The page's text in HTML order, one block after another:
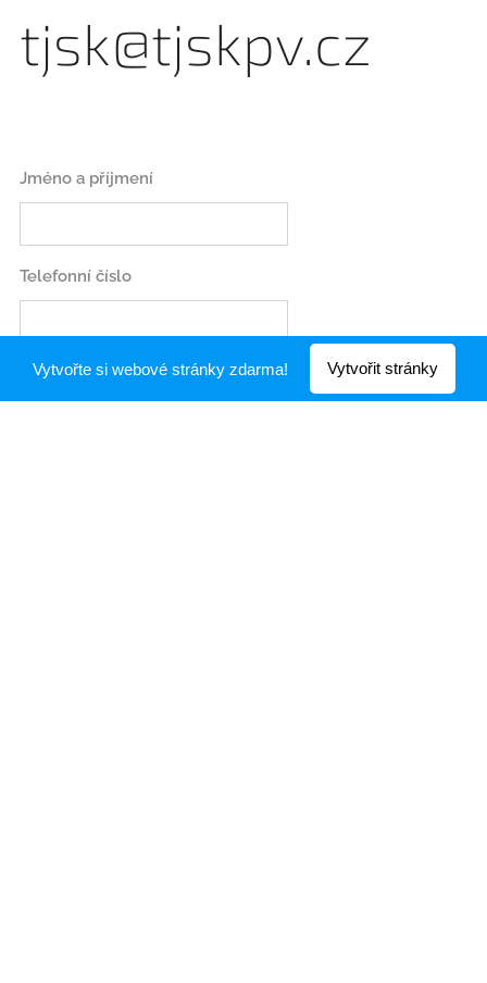
tjsk@tjskpv.cz
Jméno a příjmení
Telefonní číslo
Zpráva
Vytvořte si webové stránky zdarma! Vytvořit stránky